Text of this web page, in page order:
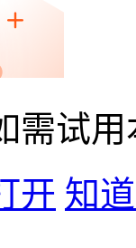
需试
开 知